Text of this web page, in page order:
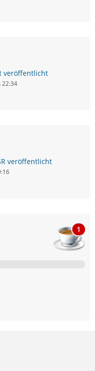
veröffentlicht
22:34
veröffentlicht
1